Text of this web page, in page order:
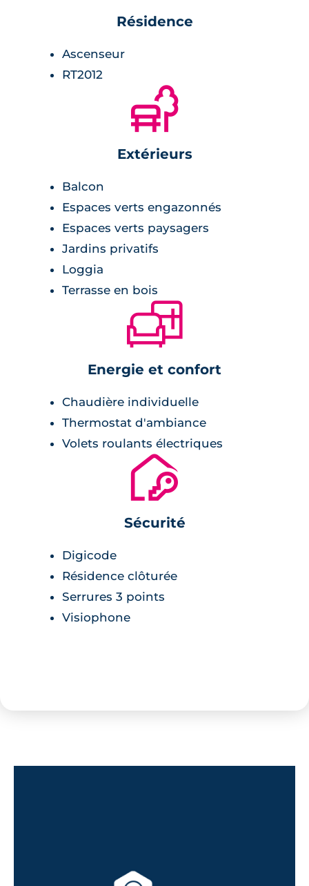
Résidence
Ascenseur
RT2012
🌲
Extérieurs
Balcon
Espaces verts engazonnés
Espaces verts paysagers
Jardins privatifs
Loggia
Terrasse en bois
🛋
Energie et confort
Chaudière individuelle
Thermostat d'ambiance
Volets roulants électriques
🔐
Sécurité
Digicode
Résidence clôturée
Serrures 3 points
Visiophone